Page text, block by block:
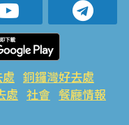
銅鑼灣好去處
處 社會 餐廳情報